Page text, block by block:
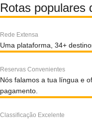
Rotas populares
Rede Extensa
Uma plataforma, 34+
Reservas Convenientes
Nós falamos a tua língua e
pagamento.
Classificação Excelente